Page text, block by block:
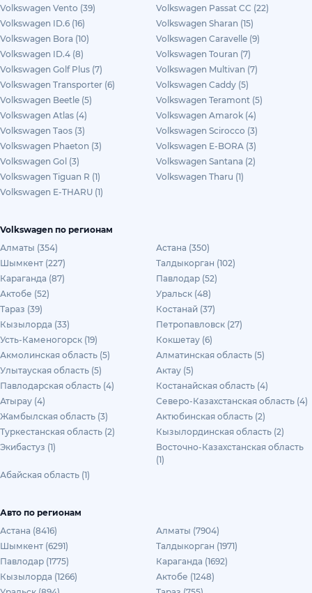
Volkswagen Vento (39)
Volkswagen Passat CC (22)
Volkswagen ID.6 (16)
Volkswagen Sharan (15)
Volkswagen Bora (10)
Volkswagen Caravelle (9)
Volkswagen ID.4 (8)
Volkswagen Touran (7)
Volkswagen Golf Plus (7)
Volkswagen Multivan (7)
Volkswagen Transporter (6)
Volkswagen Caddy (5)
Volkswagen Beetle (5)
Volkswagen Teramont (5)
Volkswagen Atlas (4)
Volkswagen Amarok (4)
Volkswagen Taos (3)
Volkswagen Scirocco (3)
Volkswagen Phaeton (3)
Volkswagen E-BORA (3)
Volkswagen Gol (3)
Volkswagen Santana (2)
Volkswagen Tiguan R (1)
Volkswagen Tharu (1)
Volkswagen E-THARU (1)
Volkswagen по регионам
Алматы (354)
Астана (350)
Шымкент (227)
Талдыкорган (102)
Караганда (87)
Павлодар (52)
Актобе (52)
Уральск (48)
Тараз (39)
Костанай (37)
Кызылорда (33)
Петропавловск (27)
Усть-Каменогорск (19)
Кокшетау (6)
Акмолинская область (5)
Алматинская область (5)
Улытауская область (5)
Актау (5)
Павлодарская область (4)
Костанайская область (4)
Атырау (4)
Северо-Казахстанская область (4)
Жамбылская область (3)
Актюбинская область (2)
Туркестанская область (2)
Кызылординская область (2)
Экибастуз (1)
Восточно-Казахстанская область
(1)
Абайская область (1)
Авто по регионам
Астана (8416)
Алматы (7904)
Шымкент (6291)
Талдыкорган (1971)
Павлодар (1775)
Караганда (1692)
Кызылорда (1266)
Актобе (1248)